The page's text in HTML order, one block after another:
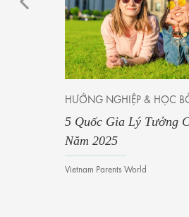
HƯỚNG NGHIỆP & HỌC
5 Quốc Gia Lý Tưởng
Năm 2025
Vietnam Parents World